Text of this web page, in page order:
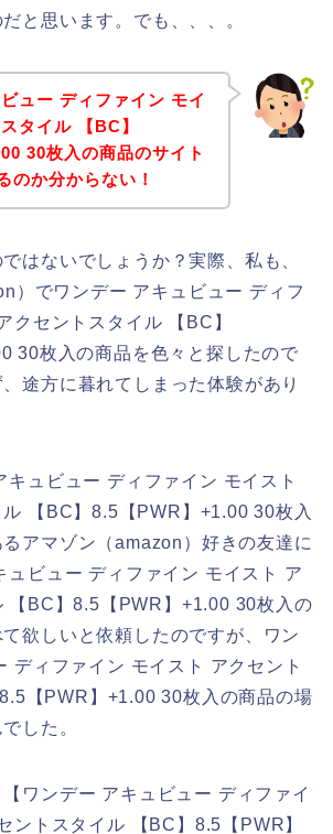
と思います。でも、、、。
ュー ディファイン モイ
タイル 【BC】
30枚入の商品のサイト
のか分からない！
はないでしょうか？実際、私も、
）でワンデー アキュビュー ディフ
クセントスタイル 【BC】
30枚入の商品を色々と探したので
途方に暮れてしまった体験があり
キュビュー ディファイン モイスト
【BC】8.5【PWR】+1.00 30枚入
アマゾン（amazon）好きの友達に
ュビュー ディファイン モイスト ア
【BC】8.5【PWR】+1.00 30枚入の
欲しいと依頼したのですが、ワン
ディファイン モイスト アクセント
【PWR】+1.00 30枚入の商品の場
した。
ワンデー アキュビュー ディファイ
ントスタイル 【BC】8.5【PWR】